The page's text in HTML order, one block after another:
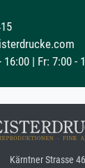
16:00 | Fr: 7:00 -
Kärntner Strasse 46